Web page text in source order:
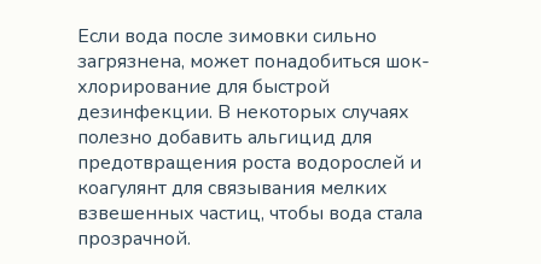
Если вода после зимовки сильно
загрязнена, может понадобиться шок-
хлорирование для быстрой
дезинфекции. В некоторых случаях
полезно добавить альгицид для
предотвращения роста водорослей и
коагулянт для связывания мелких
взвешенных частиц, чтобы вода стала
прозрачной.